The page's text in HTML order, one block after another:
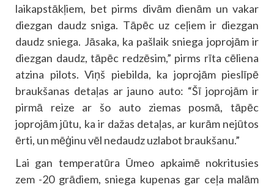
laikapstākļiem, bet pirms divām dienām un vakar
diezgan daudz sniga. Tāpēc uz ceļiem ir diezgan
daudz sniega. Jāsaka, ka pašlaik sniega joprojām ir
diezgan daudz, tāpēc redzēsim,” pirms rīta cēliena
atzina pilots. Viņš piebilda, ka joprojām pieslīpē
braukšanas detaļas ar jauno auto: “Šī joprojām ir
pirmā reize ar šo auto ziemas posmā, tāpēc
joprojām jūtu, ka ir dažas detaļas, ar kurām nejūtos
ērti, un mēģinu vēl nedaudz uzlabot braukšanu.”
Lai gan temperatūra Ūmeo apkaimē nokritusies
zem -20 grādiem, sniega kupenas gar ceļa malām